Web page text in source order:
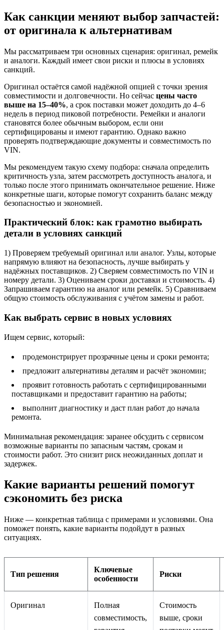
Как санкции меняют выбор запчастей:
от оригинала к альтернативам
Мы рассматриваем три основных сценария: оригинал, ремейк
и аналоги. Каждый имеет свои риски и плюсы в условиях
санкций.
Оригинал остаётся самой надёжной опцией с точки зрения
совместимости и долговечности. Но сейчас цены часто
выше на 15–40%, а срок поставки может доходить до 4–6
недель в период пиковой потребности. Ремейки и аналоги
становятся более обычным выбором, если они
сертифицированы и имеют гарантию. Однако важно
проверять подтверждающие документы и совместимость по
VIN.
Мы рекомендуем такую схему подбора: сначала определить
критичность узла, затем рассмотреть доступность аналога, и
только после этого принимать окончательное решение. Ниже
конкретные шаги, которые помогут сохранить баланс между
безопасностью и экономией.
Практический блок: как грамотно выбирать
детали в условиях санкций
1) Проверяем требуемый оригинал или аналог. Узлы, которые
напрямую влияют на безопасность, лучше выбирать у
надёжных поставщиков. 2) Сверяем совместимость по VIN и
номеру детали. 3) Оцениваем сроки доставки и стоимость. 4)
Запрашиваем гарантию на аналог или ремейк. 5) Сравниваем
общую стоимость обслуживания с учётом замены и работ.
Как выбрать сервис в новых условиях
Ищем сервис, который:
продемонстрирует прозрачные цены и сроки ремонта;
предложит альтернативы деталям и расчёт экономии;
проявит готовность работать с сертифицированными
поставщиками и предоставит гарантию на работы;
выполнит диагностику и даст план работ до начала
ремонта.
Минимальная рекомендация: заранее обсудить с сервисом
возможные варианты по запасным частям, срокам и
стоимости работ. Это снизит риск неожиданных доплат и
задержек.
Какие варианты решений помогут
сэкономить без риска
Ниже — конкретная таблица с примерами и условиями. Она
поможет понять, какие варианты подойдут в разных
ситуациях.
Тип решения
Ключевые
особенности
Риски
Оригинал
Полная
совместимость,
Стоимость
выше, сроки